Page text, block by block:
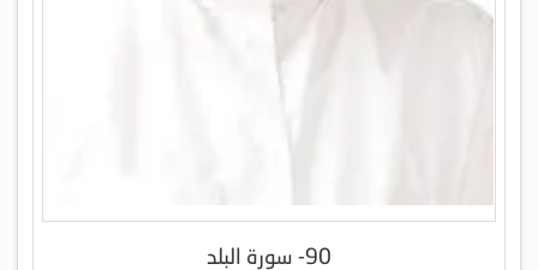
90- سورة البلد